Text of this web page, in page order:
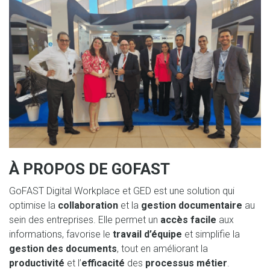
À PROPOS DE GOFAST
GoFAST Digital Workplace et GED est une solution qui
optimise la collaboration et la gestion documentaire au
sein des entreprises. Elle permet un accès facile aux
informations, favorise le travail d’équipe et simplifie la
gestion des documents, tout en améliorant la
productivité et l’efficacité des processus métier